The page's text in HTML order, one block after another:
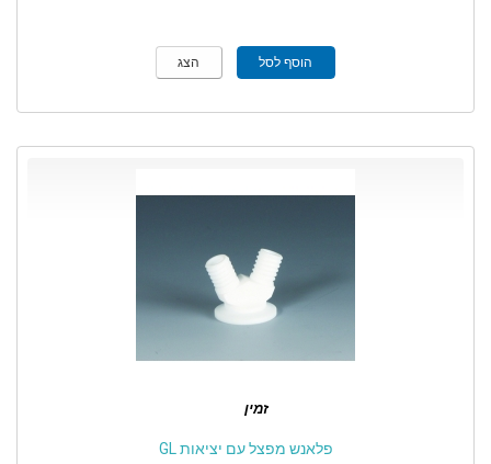
הוסף לסל הצג
זמין
פלאנש מפצל עם יציאות GL